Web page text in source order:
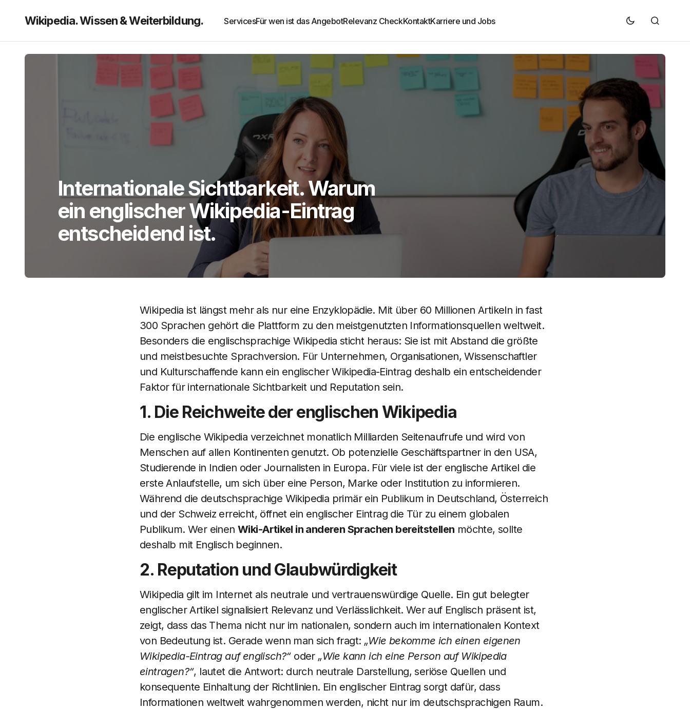
Wikipedia. Wissen & Weiterbildung. ServicesFür wen ist das AngebotRelevanz CheckKontaktKarriere und Jobs
Internationale Sichtbarkeit. Warum
ein englischer Wikipedia-Eintrag
entscheidend ist.
Wikipedia ist längst mehr als nur eine Enzyklopädie. Mit über 60 Millionen Artikeln in fast
300 Sprachen gehört die Plattform zu den meistgenutzten Informationsquellen weltweit.
Besonders die englischsprachige Wikipedia sticht heraus: Sie ist mit Abstand die größte
und meistbesuchte Sprachversion. Für Unternehmen, Organisationen, Wissenschaftler
und Kulturschaffende kann ein englischer Wikipedia-Eintrag deshalb ein entscheidender
Faktor für internationale Sichtbarkeit und Reputation sein.
1. Die Reichweite der englischen Wikipedia
Die englische Wikipedia verzeichnet monatlich Milliarden Seitenaufrufe und wird von
Menschen auf allen Kontinenten genutzt. Ob potenzielle Geschäftspartner in den USA,
Studierende in Indien oder Journalisten in Europa. Für viele ist der englische Artikel die
erste Anlaufstelle, um sich über eine Person, Marke oder Institution zu informieren.
Während die deutschsprachige Wikipedia primär ein Publikum in Deutschland, Österreich
und der Schweiz erreicht, öffnet ein englischer Eintrag die Tür zu einem globalen
Publikum. Wer einen Wiki-Artikel in anderen Sprachen bereitstellen möchte, sollte
deshalb mit Englisch beginnen.
2. Reputation und Glaubwürdigkeit
Wikipedia gilt im Internet als neutrale und vertrauenswürdige Quelle. Ein gut belegter
englischer Artikel signalisiert Relevanz und Verlässlichkeit. Wer auf Englisch präsent ist,
zeigt, dass das Thema nicht nur im nationalen, sondern auch im internationalen Kontext
von Bedeutung ist. Gerade wenn man sich fragt: „Wie bekomme ich einen eigenen
Wikipedia-Eintrag auf englisch?“oder „Wie kann ich eine Person auf Wikipedia
eintragen?“, lautet die Antwort: durch neutrale Darstellung, seriöse Quellen und
konsequente Einhaltung der Richtlinien. Ein englischer Eintrag sorgt dafür, dass
Informationen weltweit wahrgenommen werden, nicht nur im deutschsprachigen Raum.